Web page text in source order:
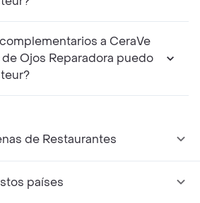
a CeraVe
Ojos Reparadora puedo
de Restaurantes
países